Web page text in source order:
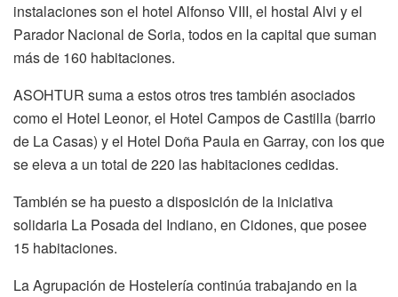
instalaciones son el hotel Alfonso VIII, el hostal Alvi y el
Parador Nacional de Soria, todos en la capital que suman
más de 160 habitaciones.
ASOHTUR suma a estos otros tres también asociados
como el Hotel Leonor, el Hotel Campos de Castilla (barrio
de La Casas) y el Hotel Doña Paula en Garray, con los que
se eleva a un total de 220 las habitaciones cedidas.
También se ha puesto a disposición de la iniciativa
solidaria La Posada del Indiano, en Cidones, que posee
15 habitaciones.
La Agrupación de Hostelería continúa trabajando en la